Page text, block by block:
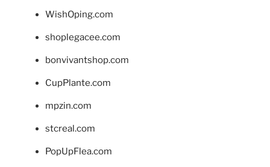
WishOping.com
shoplegacee.com
bonvivantshop.com
CupPlante.com
mpzin.com
stcreal.com
PopUpFlea.com